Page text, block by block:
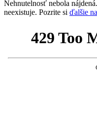
Nehnutelnosť nebola
neexistuje. Pozrite si ďalšie